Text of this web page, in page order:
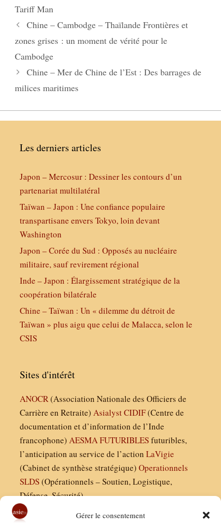
Gérer le consentement
Tariff Man
Chine – Cambodge – Thaïlande Frontières et
zones grises : un moment de vérité pour le
Cambodge
Chine – Mer de Chine de l’Est : Des barrages de
milices maritimes
Les derniers articles
Japon – Mercosur : Dessiner les contours d’un
partenariat multilatéral
Taïwan – Japon : Une confiance populaire
transpartisane envers Tokyo, loin devant
Washington
Japon – Corée du Sud : Opposés au nucléaire
militaire, sauf revirement régional
Inde – Japon : Élargissement stratégique de la
coopération bilatérale
Chine – Taïwan : Un « dilemme du détroit de
Taïwan » plus aigu que celui de Malacca, selon le
CSIS
Sites d'intérêt
ANOCR(Association Nationale des Officiers de
Carrière en Retraite) AsialystCIDIF(Centre de
documentation et d’information de l’Inde
francophone) AESMAFUTURIBLESfuturibles,
l’anticipation au service de l’action LaVigie
(Cabinet de synthèse stratégique) Operationnels
SLDS(Opérationnels – Soutien, Logistique,
Défense, Sécurité)